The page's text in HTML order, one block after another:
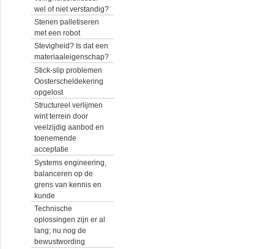
wel of niet verstandig?
Stenen palletiseren
met een robot
Stevigheid? Is dat een
materiaaleigenschap?
Stick-slip problemen
Oosterscheldekering
opgelost
Structureel verlijmen
wint terrein door
veelzijdig aanbod en
toenemende
acceptatie
Systems engineering,
balanceren op de
grens van kennis en
kunde
Technische
oplossingen zijn er al
lang; nu nog de
bewustwording